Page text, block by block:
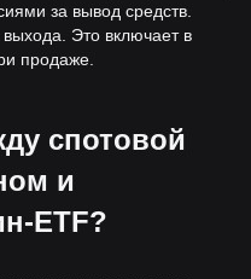
за вывод средств.
Это включает в
продаже.
спотовой
и
ETF?